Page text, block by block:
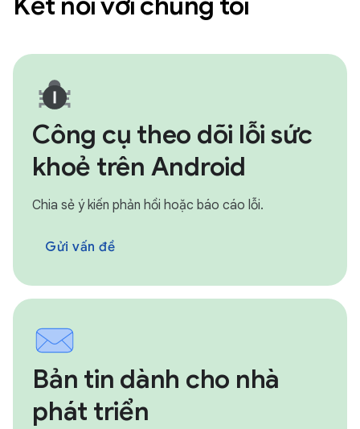
Công cụ theo dõi lỗi sức
khoẻ trên Android
Chia sẻ ý kiến phản hồi hoặc báo cáo lỗi.
Gửi vấn đề
Bản tin dành cho nhà
phát triển